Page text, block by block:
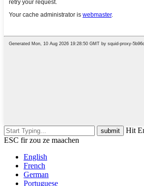
Hit
ESC fir zou ze maachen
English
French
German
Portuguese